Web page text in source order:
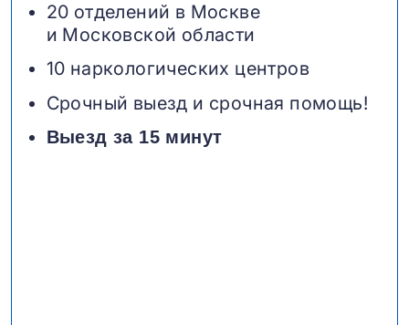
20 отделений в Москве
и Московской области
10 наркологических центров
Срочный выезд и срочная помощь!
Выезд за 15 минут